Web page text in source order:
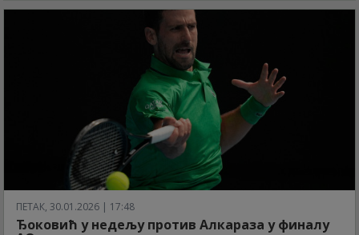
ПЕТАК, 30.01.2026 | 17:48
Ђоковић у недељу против Алкараза у финалу